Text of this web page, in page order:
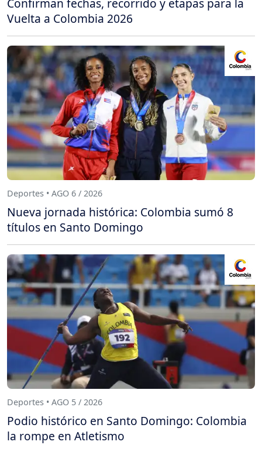
Confirman fechas, recorrido y etapas para la
Vuelta a Colombia 2026
Deportes • AGO 6 / 2026
Nueva jornada histórica: Colombia sumó 8
títulos en Santo Domingo
Deportes • AGO 5 / 2026
Podio histórico en Santo Domingo: Colombia
la rompe en Atletismo